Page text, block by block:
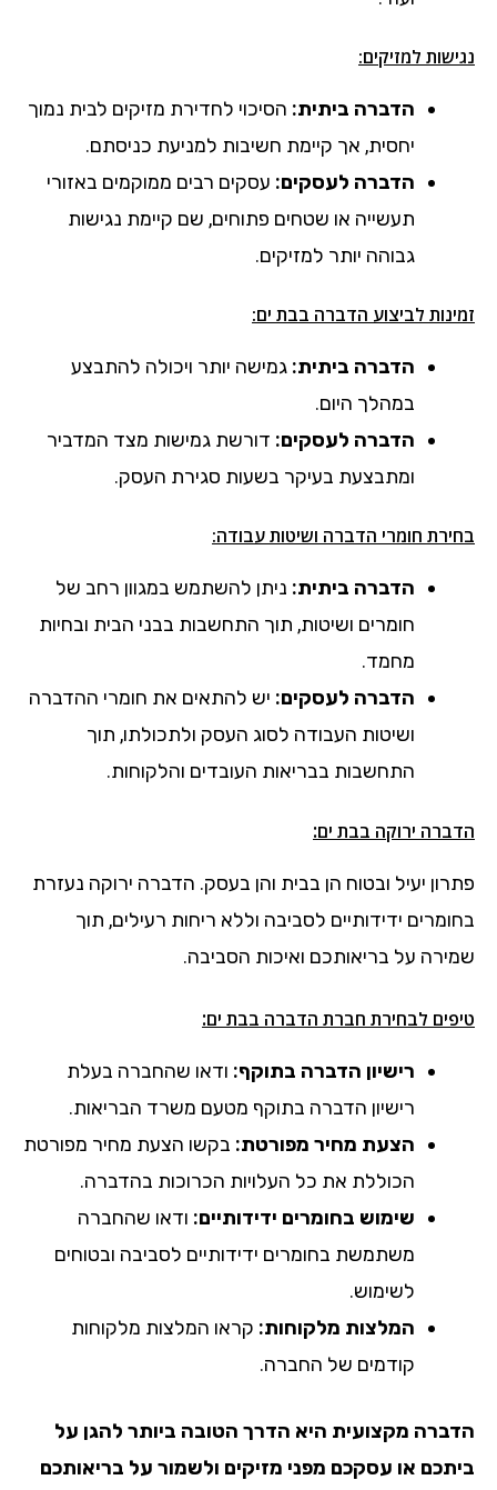
נגישות למזיקים:
הדברה ביתית: הסיכוי לחדירת מזיקים לבית נמוך
יחסית, אך קיימת חשיבות למניעת כניסתם.
הדברה לעסקים: עסקים רבים ממוקמים באזורי
תעשייה או שטחים פתוחים, שם קיימת נגישות
גבוהה יותר למזיקים.
זמינות לביצוע הדברה בבת ים:
הדברה ביתית: גמישה יותר ויכולה להתבצע
במהלך היום.
הדברה לעסקים: דורשת גמישות מצד המדביר
ומתבצעת בעיקר בשעות סגירת העסק.
בחירת חומרי הדברה ושיטות עבודה:
הדברה ביתית: ניתן להשתמש במגוון רחב של
חומרים ושיטות, תוך התחשבות בבני הבית ובחיות
מחמד.
הדברה לעסקים: יש להתאים את חומרי ההדברה
ושיטות העבודה לסוג העסק ולתכולתו, תוך
התחשבות בבריאות העובדים והלקוחות.
הדברה ירוקה בבת ים:
פתרון יעיל ובטוח הן בבית והן בעסק. הדברה ירוקה נעזרת
בחומרים ידידותיים לסביבה וללא ריחות רעילים, תוך
שמירה על בריאותכם ואיכות הסביבה.
טיפים לבחירת חברת הדברה בבת ים:
רישיון הדברה בתוקף: ודאו שהחברה בעלת
רישיון הדברה בתוקף מטעם משרד הבריאות.
הצעת מחיר מפורטת: בקשו הצעת מחיר מפורטת
הכוללת את כל העלויות הכרוכות בהדברה.
שימוש בחומרים ידידותיים: ודאו שהחברה
משתמשת בחומרים ידידותיים לסביבה ובטוחים
לשימוש.
המלצות מלקוחות: קראו המלצות מלקוחות
קודמים של החברה.
הדברה מקצועית היא הדרך הטובה ביותר להגן על
ביתכם או עסקכם מפני מזיקים ולשמור על בריאותכם